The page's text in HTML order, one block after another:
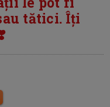
tătici. Îți